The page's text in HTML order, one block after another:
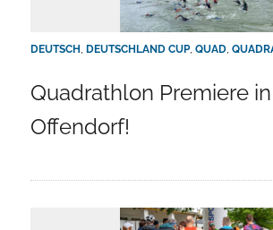
DEUTSCH , DEUTSCHLAND CUP, QUAD,
Quadrathlon Premiere in
Offendorf!